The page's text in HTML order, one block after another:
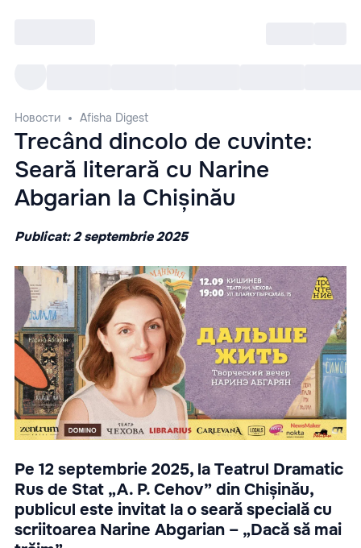
Новости Afisha Digest
Trecând dincolo de cuvinte:
Seară literară cu Narine
Abgarian la Chișinău
Publicat: 2 septembrie 2025
Pe 12 septembrie 2025, la Teatrul Dramatic
Rus de Stat „A. P. Cehov” din Chișinău,
publicul este invitat la o seară specială cu
scriitoarea Narine Abgarian – „Dacă să mai